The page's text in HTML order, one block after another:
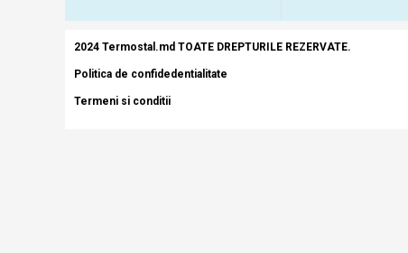
2024 Termostal.md TOATE DREPTURILE REZERVATE.
Politica de confidedentialitate
Termeni si conditii